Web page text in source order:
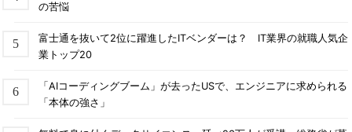
の苦悩
富士通を抜いて2位に躍進したITベンダーは？ IT業界の就職人気企
業トップ20
「AIコーディングブーム」が去ったUSで、エンジニアに求められる
「本体の強さ」